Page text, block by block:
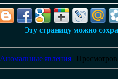
Эту страницу можно
Аномальные явления | Просмотров